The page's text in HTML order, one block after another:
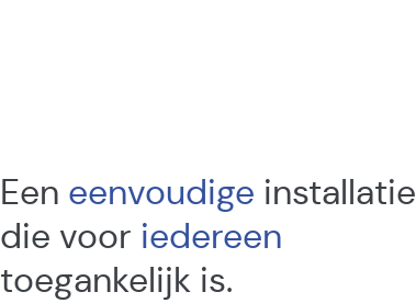
Een eenvoudige installatie
die voor iedereen
toegankelijk is.